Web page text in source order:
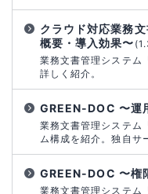
クラウド対応業務
概要・導入効果〜
業務文書管理システム
詳しく紹介。
GREEN-DOC 〜運
業務文書管理システム
ム構成を紹介。独自サ
GREEN-DOC 〜権
業務文書管理システム